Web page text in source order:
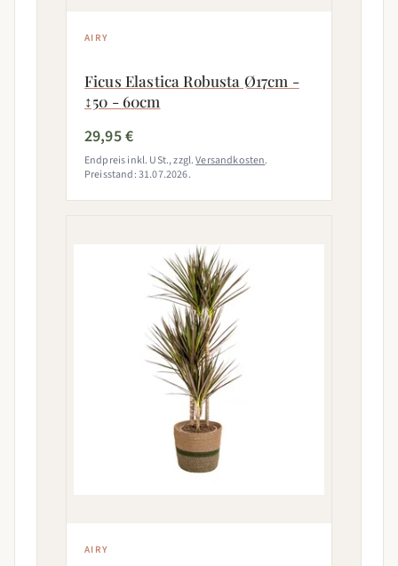
AIRY
Ficus Elastica Robusta Ø17cm -
↕50 - 60cm
29,95 €
Endpreis inkl. USt., zzgl.Versandkosten.
Preisstand: 31.07.2026.
AIRY